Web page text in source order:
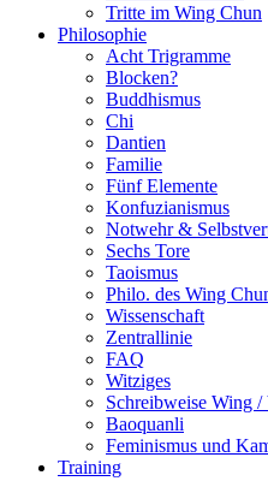
Tritte im Wing Chun
Philosophie
Acht Trigramme
Blocken?
Buddhismus
Chi
Dantien
Familie
Fünf Elemente
Konfuzianismus
Notwehr &
Sechs Tore
Taoismus
Philo. des Wing
Wissenschaft
Zentrallinie
FAQ
Witziges
Schreibweise Wing
Baoquanli
Feminismus und
Training